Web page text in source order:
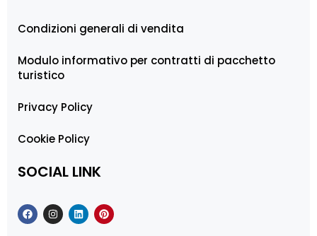
Condizioni generali di vendita
Modulo informativo per contratti di pacchetto
turistico
Privacy Policy
Cookie Policy
SOCIAL LINK